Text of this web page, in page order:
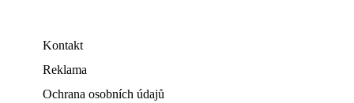
Kontakt
Reklama
Ochrana osobních údajů